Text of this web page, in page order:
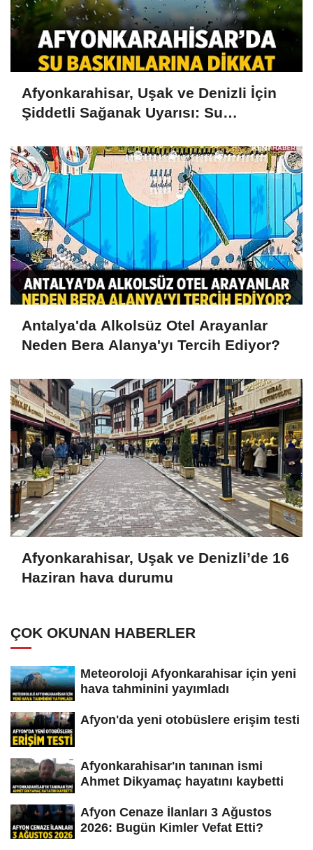
Afyonkarahisar, Uşak ve Denizli İçin
Şiddetli Sağanak Uyarısı: Su
Antalya'da Alkolsüz Otel Arayanlar
Neden Bera Alanya'yı Tercih Ediyor?
Afyonkarahisar, Uşak ve Denizli’de 16
Haziran hava durumu
ÇOK OKUNAN HABERLER
Meteoroloji Afyonkarahisar için yeni
hava tahminini yayımladı
Afyon'da yeni otobüslere erişim testi
Afyonkarahisar'ın tanınan ismi
Ahmet Dikyamaç hayatını kaybetti
Afyon Cenaze İlanları 3 Ağustos
2026: Bugün Kimler Vefat Etti?